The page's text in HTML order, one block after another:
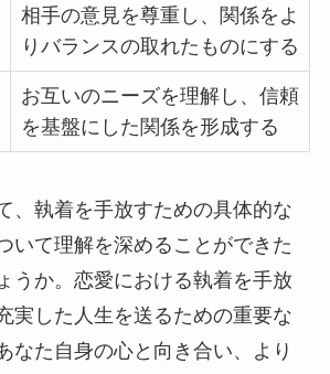
相手の意見を尊重し、関係をよ
りバランスの取れたものにする
お互いのニーズを理解し、信頼
を基盤にした関係を形成する
、執着を手放すための具体的な
いて理解を深めることができた
うか。恋愛における執着を手放
実した人生を送るための重要な
なた自身の心と向き合い、より